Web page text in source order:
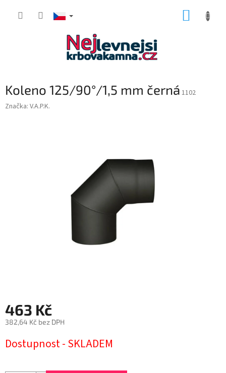
Koleno 125/90°/1,5 mm černá 1102
Značka: V.A.P.K.
463 Kč
382,64 Kč bez DPH
cena:
Dostupnost - SKLADEM